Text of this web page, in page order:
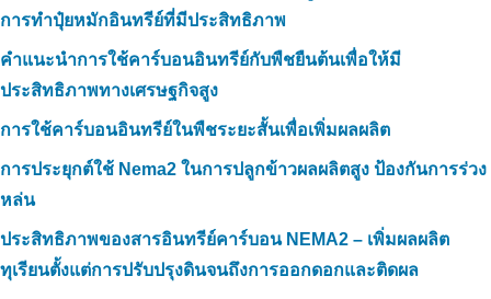
การทำปุ๋ยหมักอินทรีย์ที่มีประสิทธิภาพ
คำแนะนำการใช้คาร์บอนอินทรีย์กับพืชยืนต้นเพื่อให้มี
ประสิทธิภาพทางเศรษฐกิจสูง
การใช้คาร์บอนอินทรีย์ในพืชระยะสั้นเพื่อเพิ่มผลผลิต
การประยุกต์ใช้ Nema2 ในการปลูกข้าวผลผลิตสูง ป้องกันการร่วง
หล่น
ประสิทธิภาพของสารอินทรีย์คาร์บอน NEMA2 – เพิ่มผลผลิต
ทุเรียนตั้งแต่การปรับปรุงดินจนถึงการออกดอกและติดผล